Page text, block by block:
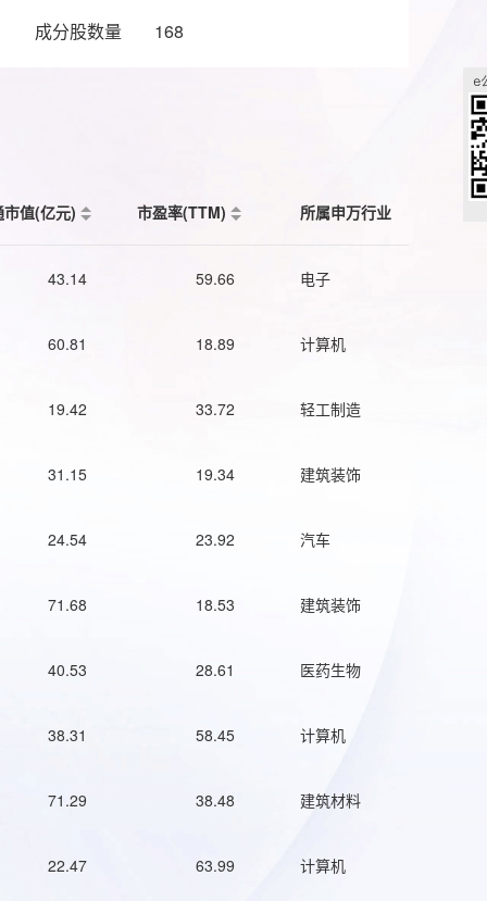
成分股数量
168
市值(亿元) 市盈率(TTM) 所属申万行业
43.14 59.66 电子
60.81 18.89 计算机
19.42 33.72 轻工制造
31.15 19.34 建筑装饰
24.54 23.92 汽车
71.68 18.53 建筑装饰
40.53 28.61 医药生物
38.31 58.45 计算机
71.29 38.48 建筑材料
22.47 63.99 计算机